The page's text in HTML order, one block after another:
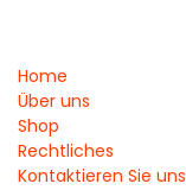
Home
Über uns
Shop
Rechtliches
Kontaktieren Sie uns